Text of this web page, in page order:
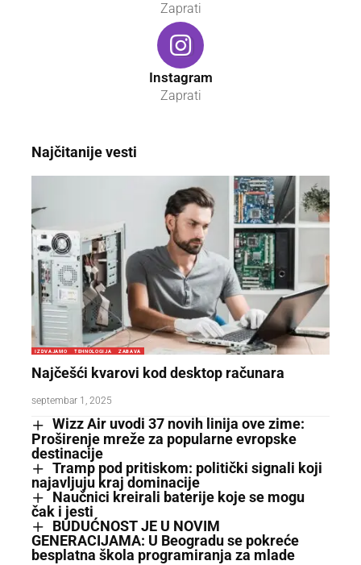
Zaprati
Instagram
Zaprati
Najčitanije vesti
IZDVAJAMO TEHNOLOGIJA ZABAVA
Najčešći kvarovi kod desktop računara
septembar 1, 2025
Wizz Air uvodi 37 novih linija ove zime:
Proširenje mreže za popularne evropske
destinacije
Tramp pod pritiskom: politički signali koji
najavljuju kraj dominacije
Naučnici kreirali baterije koje se mogu
čak i jesti
BUDUĆNOST JE U NOVIM
GENERACIJAMA: U Beogradu se pokreće
besplatna škola programiranja za mlade